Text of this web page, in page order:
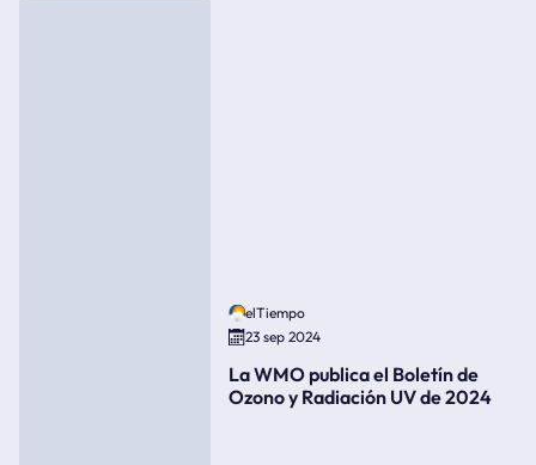
elTiempo
23 sep 2024
La WMO publica el Boletín de
Ozono y Radiación UV de 2024